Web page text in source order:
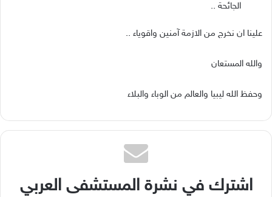
الجائحة ..
علينا ان نخرج من الازمة آمنين واقوياء ..
والله المستعان
وحفظ الله ليبيا والعالم من الوباء والبلاء
اشترك في نشرة المستشفى العربي